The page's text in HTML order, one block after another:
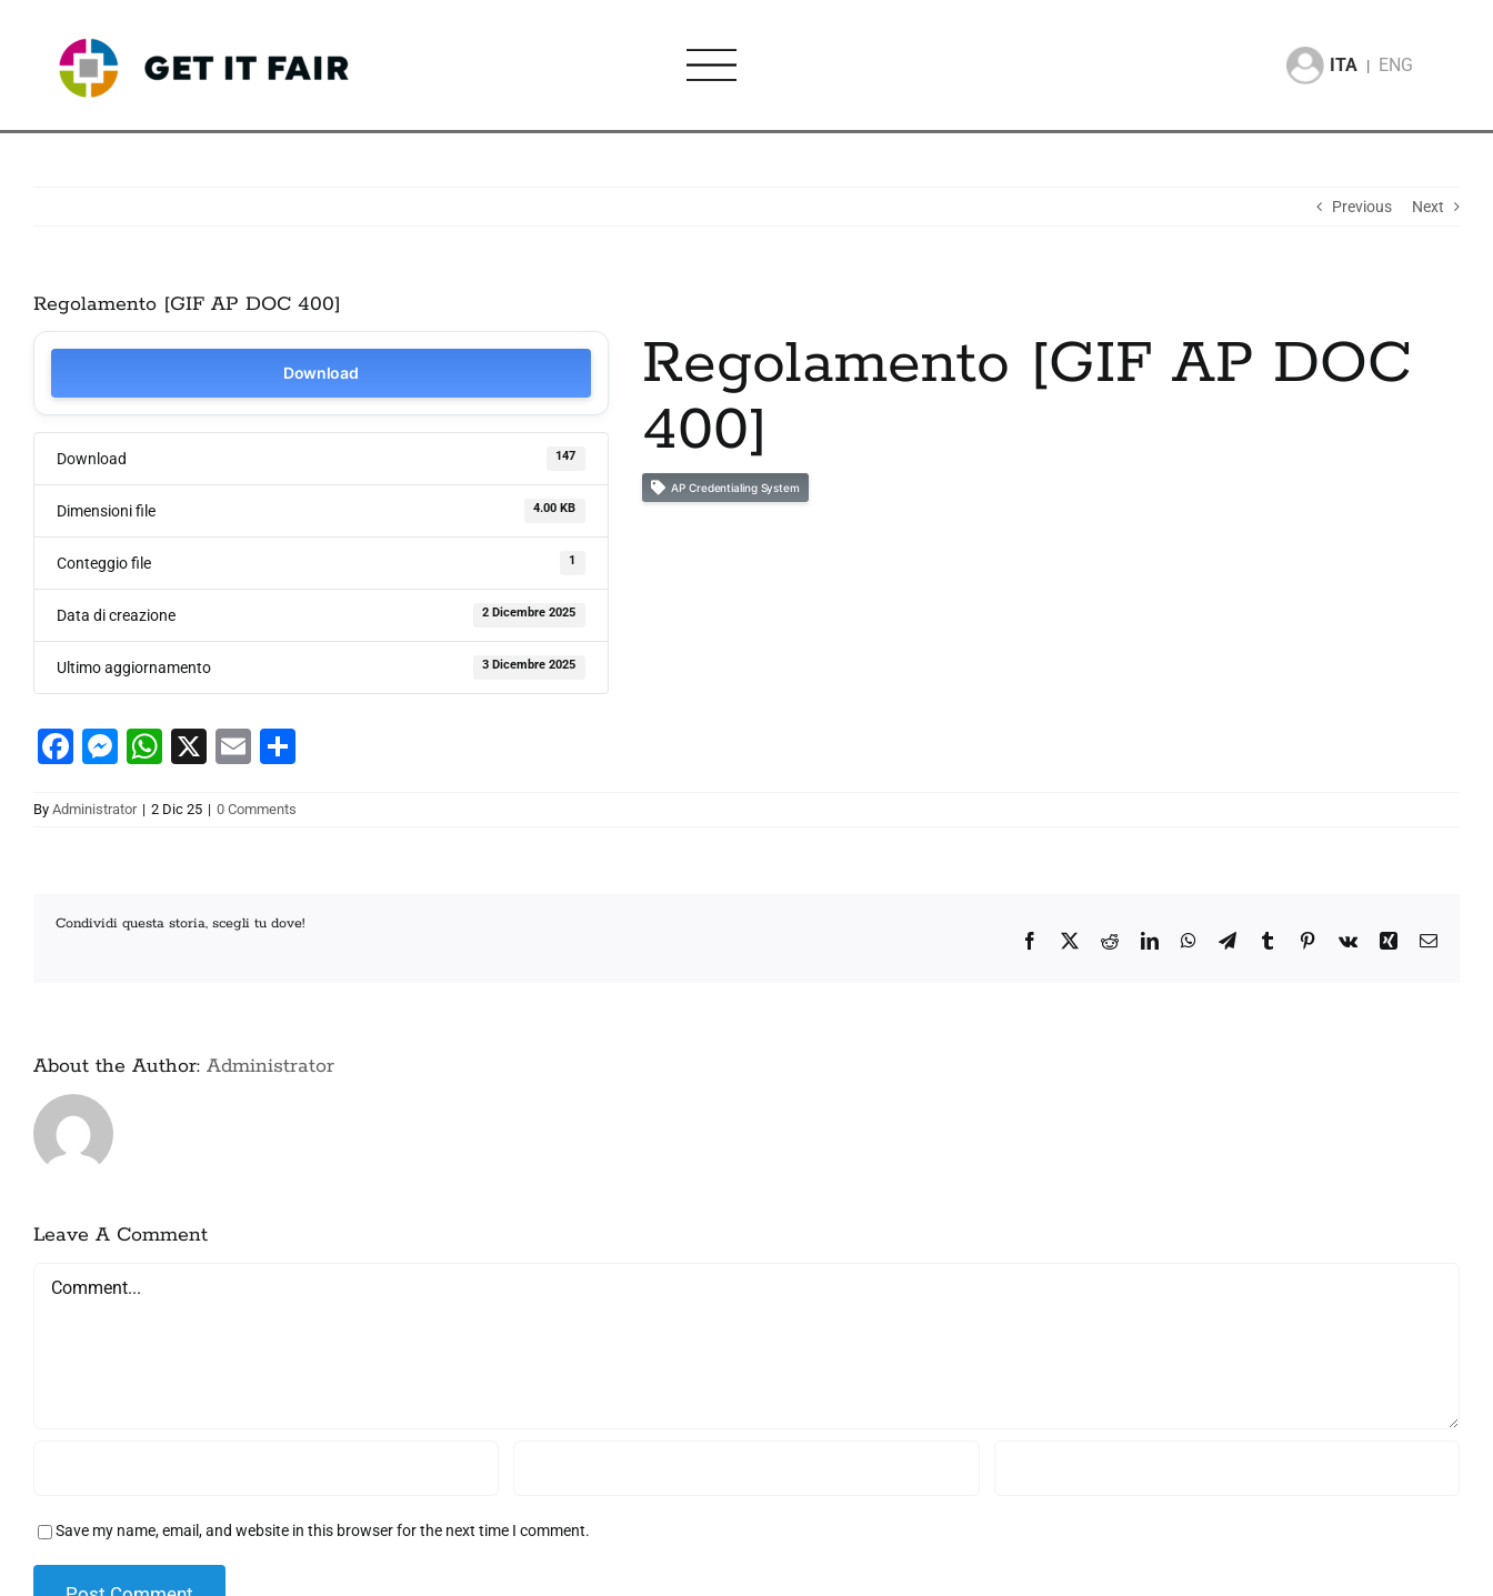
ITA | ENG
Previous Next
Regolamento [GIF AP DOC 400]
Download
Download 147
Dimensioni file 4.00 KB
Conteggio file 1
Data di creazione 2 Dicembre 2025
Ultimo aggiornamento 3 Dicembre 2025
Regolamento [GIF AP DOC
400]
AP Credentialing System
Facebook
Messenger
WhatsApp
X Email
By Administrator | 2 Dic 25 | 0 Comments
Condividi questa storia, scegli tu dove!
Facebook RedditLinkedInWhatsApp
TelegramTumblr Pinterest
Vk Xing Email
About the Author: Administrator
Leave A Comment
Save my name, email, and website in this browser for the next time I comment.